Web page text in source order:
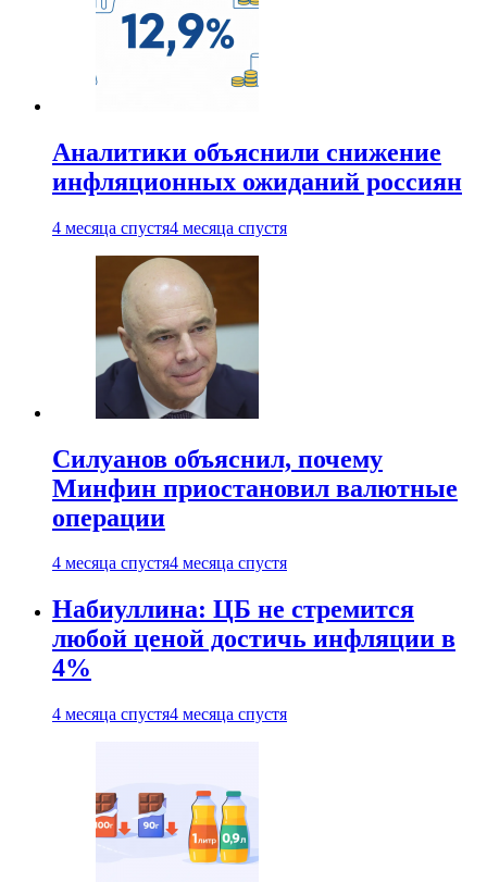
Аналитики объяснили снижение
инфляционных ожиданий россиян
4 месяца спустя4 месяца спустя
Силуанов объяснил, почему
Минфин приостановил валютные
операции
4 месяца спустя4 месяца спустя
Набиуллина: ЦБ не стремится
любой ценой достичь инфляции в
4%
4 месяца спустя4 месяца спустя